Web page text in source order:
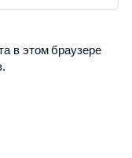
в этом браузере